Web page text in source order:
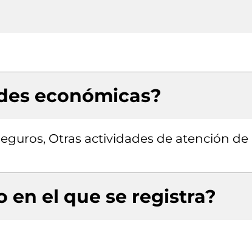
económicas?
Otras actividades de atención de
en el que se registra?